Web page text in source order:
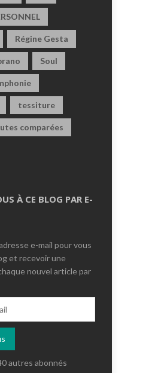
Régine Gesta
Soul
tessiture
comparées
À CE BLOG PAR E-
e-mail pour vous
et recevoir une
nouvel article par
autres abonnés